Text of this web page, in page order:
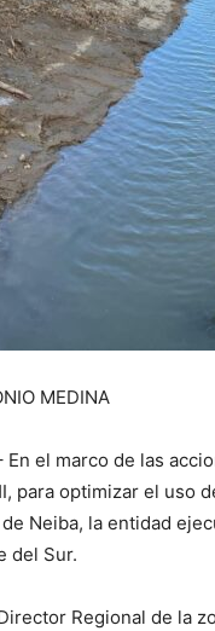
MEDINA
En el marco de las
para optimizar el uso
Neiba, la entidad
del Sur.
Regional de la